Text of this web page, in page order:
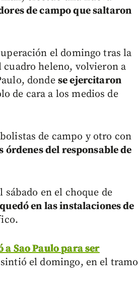
de campo que saltaron
el domingo tras la
heleno, volvieron a
donde se ejercitaron
de cara a los medios de
de campo y otro con
órdenes del responsable de
en el choque de
en las instalaciones de
a Sao Paulo para ser
el domingo, en el tramo